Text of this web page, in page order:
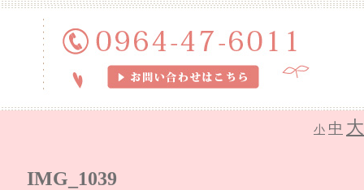
介護老人保健施設 なごみの里
小 中 大
IMG_1039